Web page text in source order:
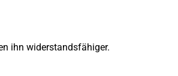
ihn widerstandsfähiger.